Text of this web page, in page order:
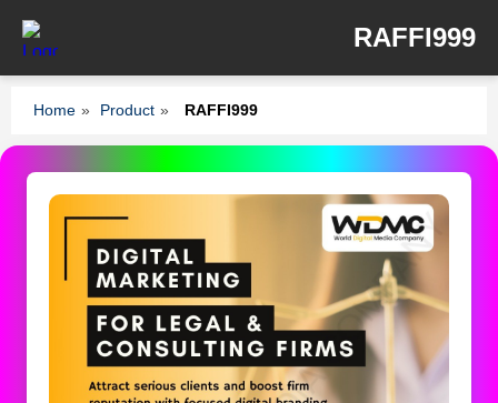
RAFFI999
Home » Product » RAFFI999